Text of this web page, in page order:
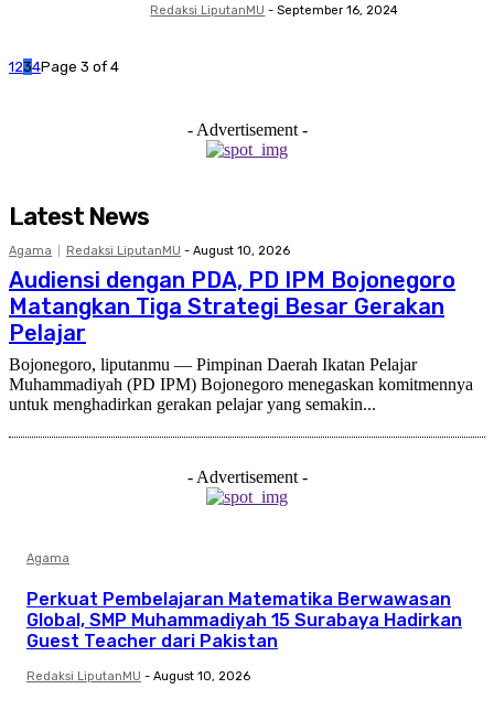
Redaksi LiputanMU - September 16, 2024
1234Page 3 of 4
- Advertisement -
Latest News
Agama Redaksi LiputanMU - August 10, 2026
Audiensi dengan PDA, PD IPM Bojonegoro
Matangkan Tiga Strategi Besar Gerakan
Pelajar
Bojonegoro, liputanmu — Pimpinan Daerah Ikatan Pelajar
Muhammadiyah (PD IPM) Bojonegoro menegaskan komitmennya
untuk menghadirkan gerakan pelajar yang semakin...
- Advertisement -
Agama
Perkuat Pembelajaran Matematika Berwawasan
Global, SMP Muhammadiyah 15 Surabaya Hadirkan
Guest Teacher dari Pakistan
Redaksi LiputanMU - August 10, 2026